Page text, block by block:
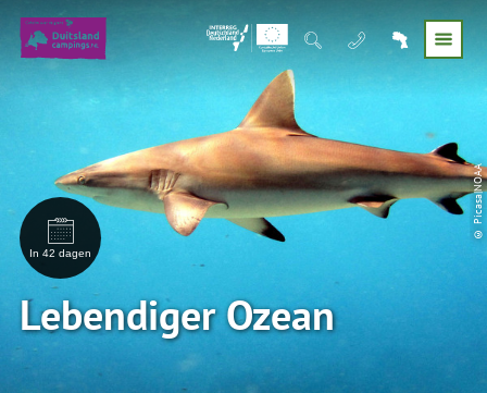
© Picasa|NOAA
In 42 dagen
Lebendiger Ozean